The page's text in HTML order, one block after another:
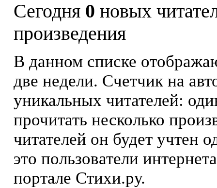
Сегодня 0 новых
произведения
В данном списке
две недели. Счетчик на
уникальных читателей:
прочитать несколько
читателей он будет учтен
это пользователи
портале Стихи.ру.